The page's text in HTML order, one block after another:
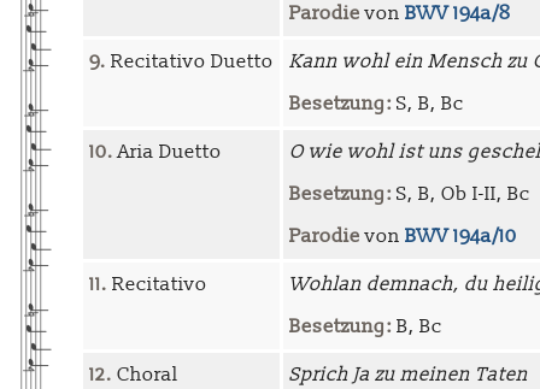
Parodie von BWV 194a/8
9. Recitativo Duetto
Kann wohl ein Mensch zu
Besetzung: S, B, Bc
10.Aria Duetto
O wie wohl ist uns
Besetzung: S, B, Ob I-II, Bc
Parodie von BWV 194a/10
11. Recitativo
Wohlan demnach, du
Besetzung: B, Bc
12. Choral
Sprich Ja zu meinen Taten